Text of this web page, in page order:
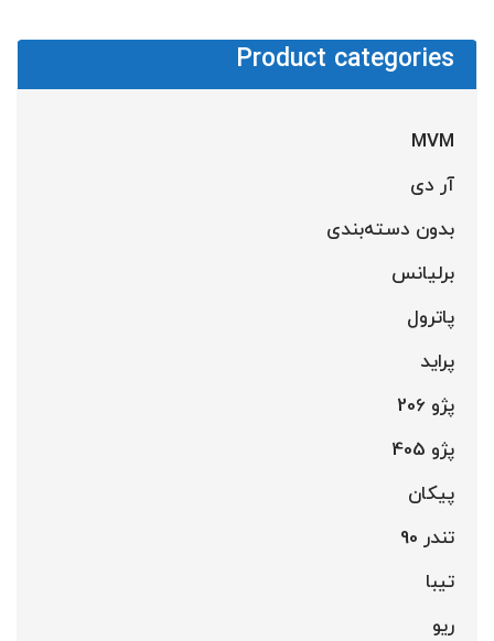
Product categories
MVM
آر دی
بدون دسته‌بندی
برلیانس
پاترول
پراید
پژو 206
پژو 405
پیکان
تندر 90
تیبا
ریو